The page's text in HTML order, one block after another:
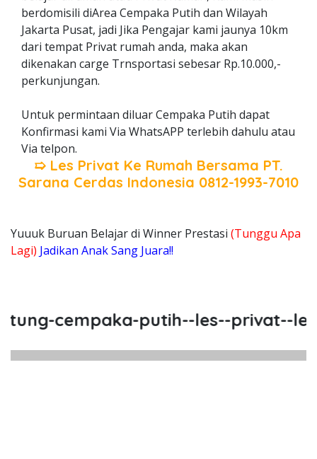
berdomisili diArea Cempaka Putih dan Wilayah
Jakarta Pusat, jadi Jika Pengajar kami jaunya 10km
dari tempat Privat rumah anda, maka akan
dikenakan carge Trnsportasi sebesar Rp.10.000,-
perkunjungan.
Untuk permintaan diluar Cempaka Putih dapat
Konfirmasi kami Via WhatsAPP terlebih dahulu atau
Via telpon.
➯ Les Privat Ke Rumah Bersama PT.
Sarana Cerdas Indonesia 0812-1993-7010
Yuuuk Buruan Belajar di Winner Prestasi (Tunggu Apa
Lagi) Jadikan Anak Sang Juara!!
cempaka-putih--les--privat--les-